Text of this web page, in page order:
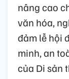
nâng cao
văn hóa,
đảm lễ hội
minh, an
của Di sản